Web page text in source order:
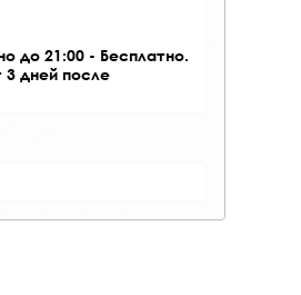
до 21:00 - Бесплатно.
3 дней после